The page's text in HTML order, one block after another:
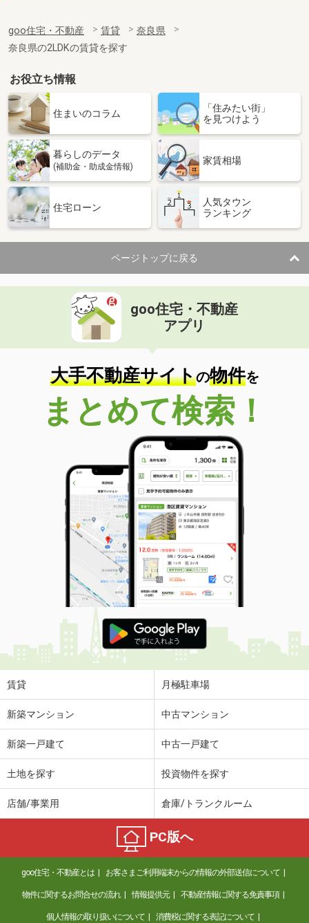
専有面積
31.33m²
間取り
奈良県大和郡山市九条平野町
価 格
5.30万円
奈良県大和郡山市九条平野町
専有面積 31.33m²
間取り
奈良県大和郡山市九条平野町
住 所
奈良県大和郡山市九条平野町
専有面積 31.33m²
間取り
1K
奈良県橿原市常盤町
価 格
住 所
奈良県橿原市常盤町
専有面積 20.28m²
間取り
1K
奈良県大和郡山市九条平野町
価 格
5.30万円
奈良県大和郡山市九条平野町
31.33m²
間取り
1K
奈良県大和郡山市九条平野町
価 格
5.30万円
住 所
奈良県大和郡山市九条平野町
専有面積 31.33m²
間取り
1K
奈良県奈良市法蓮町
価 格
6.10万円
住 所
奈良県奈良市法蓮町
専有面積
奈良県奈良市恋の窪東町
6.40万円
奈良県生駒市俵口町
6.20万円
住 所
奈良県生駒市俵口町
専有面積 23.18m²
間取り
1K
奈良県生駒市東菜畑２
goo住宅・不動産 賃貸
奈良県
奈良県の2LDKの賃貸を探す
お役立ち情報
住まいのコラム
「住みたい街」
を見つけよう
暮らしのデータ
(補助金・助成金情報)
家賃相場
住宅ローン
人気タウン
ランキング
ページトップに戻る
goo住宅・不動産
アプリ
大手不動産サイトの物件を
まとめて検索！
賃貸 月極駐車場
新築マンション 中古マンション
新築一戸建て 中古一戸建て
土地を探す 投資物件を探す
店舗/事業用 倉庫/トランクルーム
PC版へ
goo住宅・不動産とは お客さまご利用端末からの情報の外部送信について
物件に関するお問合せの流れ 情報提供元 不動産情報に関する免責事項
個人情報の取り扱いについて 消費税に関する表記について